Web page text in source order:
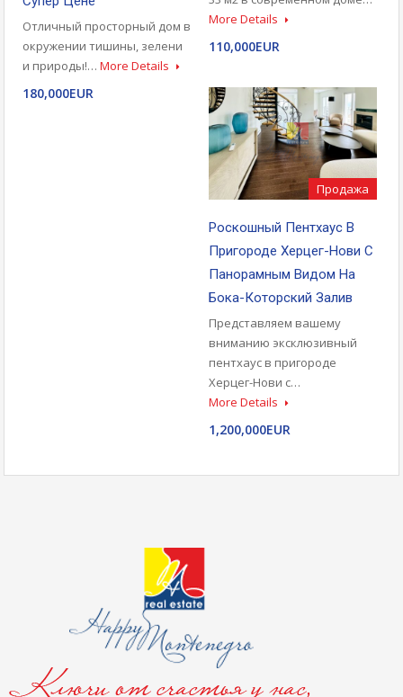
Отличный просторный дом в
окружении тишины, зелени
и природы!… More Details
180,000EUR
More Details
110,000EUR
Продажа
Роскошный Пентхаус В
Пригороде Херцег-Нови С
Панорамным Видом На
Бока-Которский Залив
Представляем вашему
вниманию эксклюзивный
пентхаус в пригороде
Херцег-Нови с…
More Details
1,200,000EUR